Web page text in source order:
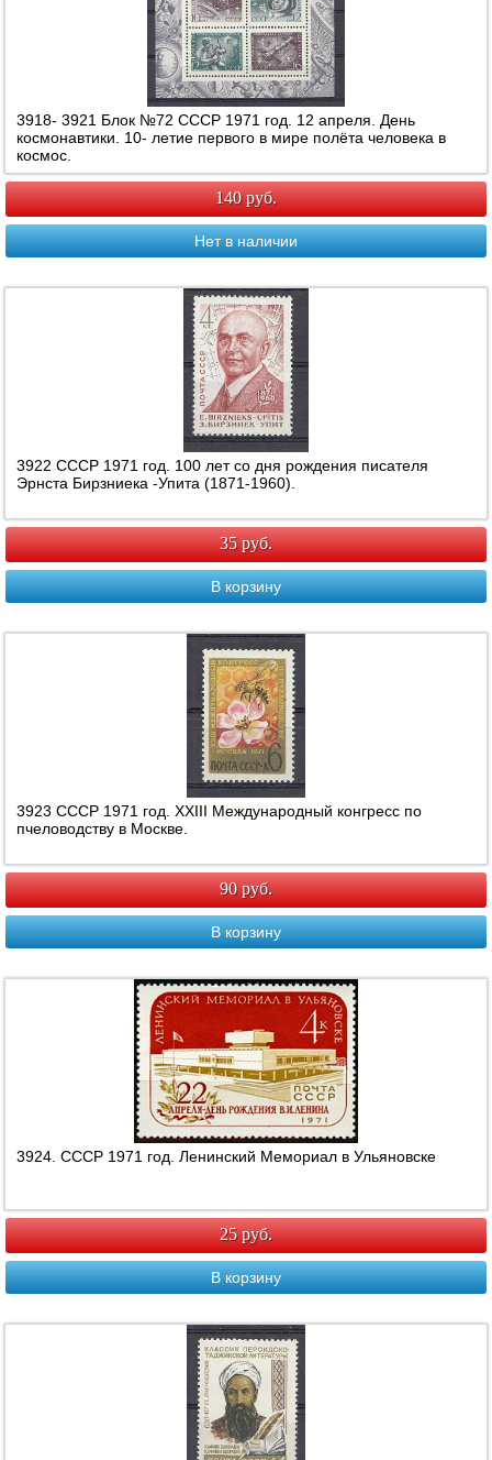
3918- 3921 Блок №72 СССР 1971 год. 12 апреля. День
космонавтики. 10- летие первого в мире полёта человека в
космос.
140 руб.
Нет в наличии
3922 СССР 1971 год. 100 лет со дня рождения писателя
Эрнста Бирзниека -Упита (1871-1960).
35 руб.
В корзину
3923 СССР 1971 год. XXIII Международный конгресс по
пчеловодству в Москве.
90 руб.
В корзину
3924. СССР 1971 год. Ленинский Мемориал в Ульяновске
25 руб.
В корзину